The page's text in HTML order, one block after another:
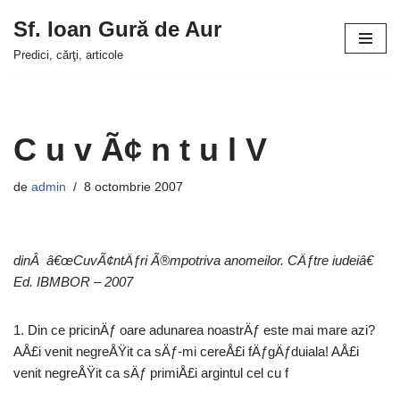
Sari
Sf. Ioan Gură de Aur
Predici, cărţi, articole
C u v Ã¢ n t u l V
de admin 8 octombrie 2007
dinÂ â€œCuvÃ¢ntÄƒri Ã®mpotriva anomeilor. CÄƒtre iudeiâ€
Ed. IBMBOR – 2007
1. Din ce pricinÄƒ oare adunarea noastrÄƒ este mai mare azi?
AÅ£i venit negreÅŸit ca sÄƒ-mi cereÅ£i fÄƒgÄƒduiala! AÅ£i
venit negreÅŸit ca sÄƒ primiÅ£i argintul cel cu f